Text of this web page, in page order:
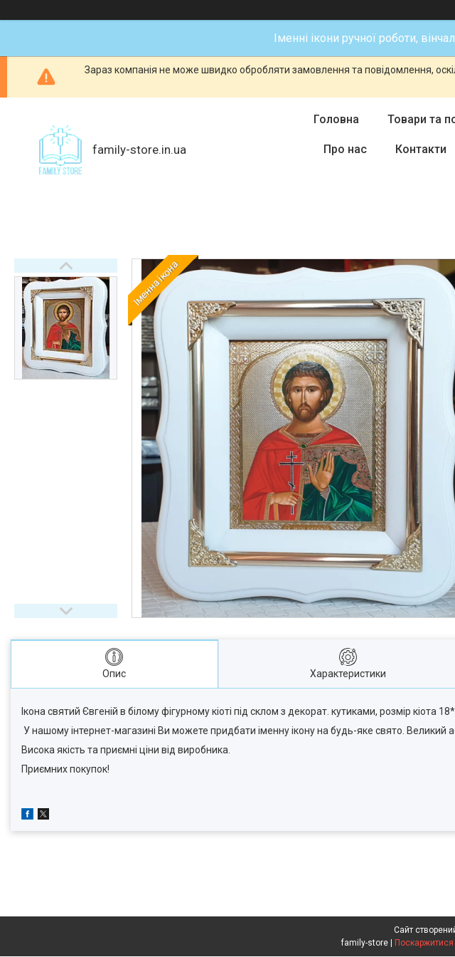
Іменні ікони ручної роботи,
Зараз компанія не може швидко обробляти замовлення та повідомлення,
family-store.in.ua
Головна Товари та
Про нас Контакти
Іменна ікона
Опис Характеристики
Ікона святий Євгеній в білому фігурному кіоті під склом з декорат. кутиками, розмір кіота
У нашому інтернет-магазині Ви можете придбати іменну ікону на будь-яке свято. Великий
Висока якість та приємні ціни від виробника.
Приємних покупок!
Сайт
Поскаржитися